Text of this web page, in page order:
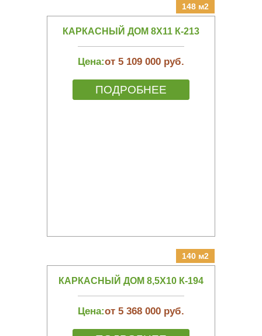
148 м2
КАРКАСНЫЙ ДОМ 8Х11 К-213
Цена:от 5 109 000 руб.
ПОДРОБНЕЕ
140 м2
КАРКАСНЫЙ ДОМ 8,5Х10 К-194
Цена:от 5 368 000 руб.